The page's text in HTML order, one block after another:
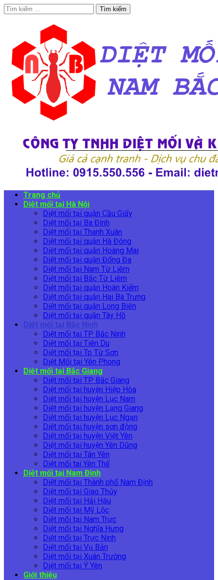
Tìm
kiếm
Trang chủ
Diệt mối tại Hà Nội
Diệt mối tại quận Cầu Giấy
Diệt mối tại Ba Đình
Diệt mối tại Thanh Xuân
Diệt mối tại quận Hà Đông
Diệt mối tại quận Hoàng Mai
Diệt mối tại quận Đống Đa
Diệt mối tại Nam Từ Liêm
Diệt mối tại Bắc Từ Liêm
Diệt mối tại quận Hoàn Kiếm
Diệt mối tại quận Hai Bà Trưng
Diệt mối tại quận Long Biên
Diệt mối tại quận Tây Hồ
Diệt mối tại Bắc Ninh
Diệt mối tại TP Bắc Ninh
Diệt mối tại Tiên Du
Diệt mối tại Tp Từ Sơn
Diệt Mối tại Yên Phong
Diệt mối tại Bắc Giang
Diệt mối tại TP Bắc Giang
Diệt mối tại huyện Hiệp Hòa
Diệt mối tại huyện Lục Nam
Diệt mối tại huyện Lạng Giang
Diệt mối tại huyện Lục Ngạn
Diệt mối tại huyện sơn động
Diệt mối tại huyện Việt Yên
Diệt mối tại huyện Yên Dũng
Diệt mối tại Tân Yên
Diệt mối tai Yên Thế
Diệt mối tại Nam Định
Diệt mối tại Thành phố Nam Định
Diệt mối tại Giao Thủy
Diệt mối tại Hải Hậu
Diệt mối tại Mỹ Lộc
Diệt mối tại Nam Trực
Diệt mối tại Nghĩa Hưng
Diệt mối tại Trực Ninh
Diệt mối tại Vụ Bản
Diệt mối tại Xuân Trường
Diệt mối tại Ý Yên
Giới thiệu